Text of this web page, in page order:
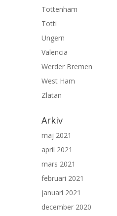
Tottenham
Totti
Ungern
Valencia
Werder Bremen
West Ham
Zlatan
Arkiv
maj 2021
april 2021
mars 2021
februari 2021
januari 2021
december 2020